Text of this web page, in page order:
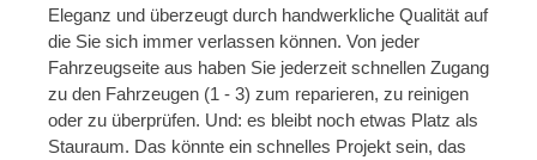
Eleganz und überzeugt durch handwerkliche Qualität auf
die Sie sich immer verlassen können. Von jeder
Fahrzeugseite aus haben Sie jederzeit schnellen Zugang
zu den Fahrzeugen (1 - 3) zum reparieren, zu reinigen
oder zu überprüfen. Und: es bleibt noch etwas Platz als
Stauraum. Das könnte ein schnelles Projekt sein, das